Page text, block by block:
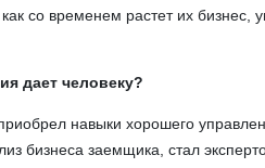
со временем растет их бизнес,
дает человеку?
навыки хорошего
бизнеса заемщика, стал